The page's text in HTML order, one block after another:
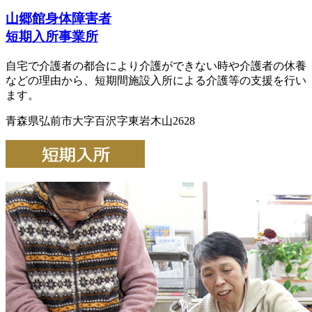
山郷館身体障害者
短期入所事業所
自宅で介護者の都合により介護ができない時や介護者の休養
などの理由から、短期間施設入所による介護等の支援を行い
ます。
青森県弘前市大字百沢字東岩木山2628